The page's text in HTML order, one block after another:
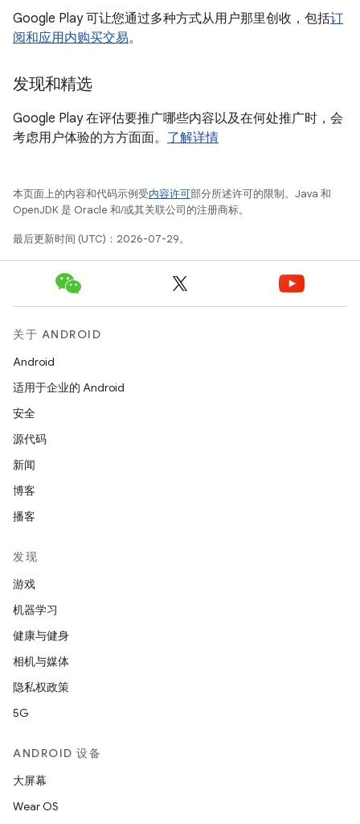
Google Play 可让您通过多种方式从用户那里创收，包括订
阅和应用内购买交易。
发现和精选
Google Play 在评估要推广哪些内容以及在何处推广时，会
考虑用户体验的方方面面。 了解详情
本页面上的内容和代码示例受内容许可部分所述许可的限制。Java 和
OpenJDK 是 Oracle 和/或其关联公司的注册商标。
最后更新时间 (UTC)：2026-07-29。
关于 ANDROID
Android
适用于企业的 Android
安全
源代码
新闻
博客
播客
发现
游戏
机器学习
健康与健身
相机与媒体
隐私权政策
5G
ANDROID 设备
大屏幕
Wear OS